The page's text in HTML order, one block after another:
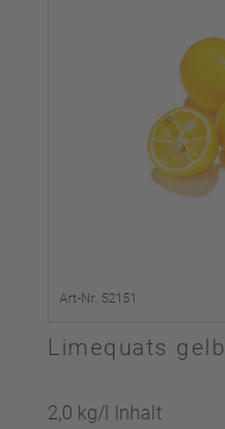
Art-Nr. 52151
Limequats gelb
2,0 kg/l Inhalt